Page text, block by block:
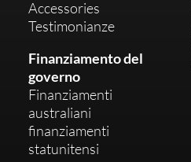
Accessories
Testimonianze
Finanziamento del
governo
Finanziamenti
australiani
finanziamenti
statunitensi